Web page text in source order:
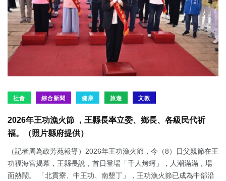
社會 綜合新聞 健康 旅遊 文教
2026年王功漁火節 ，王縣長率立委、鄉長、各級民代祈
福。（照片縣府提供）
（記者周為政芳苑報導）2026年王功漁火節，今（8）日父親節在王
功福海宮揭幕，王縣長說，首日登場「千人烤蚵」，人潮滿滿，場
面熱鬧。 「北貢寮、中王功、南墾丁」，王功漁火節已成為中部沿